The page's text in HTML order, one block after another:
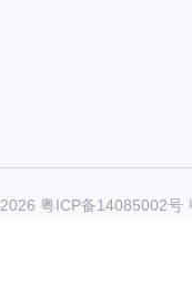
2026 粤ICP备14085002号